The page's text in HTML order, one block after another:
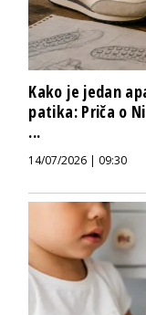
Kako je jedan
patika: Priča o
...
14/07/2026 | 09:30